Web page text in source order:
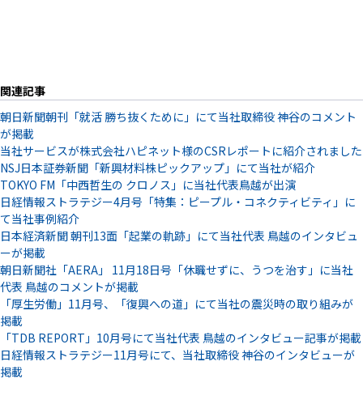
関連記事
朝日新聞朝刊「就活 勝ち抜くために」にて当社取締役 神谷のコメント
が掲載
当社サービスが株式会社ハピネット様のCSRレポートに紹介されました
NSJ日本証券新聞「新興材料株ピックアップ」にて当社が紹介
TOKYO FM「中西哲生の クロノス」に当社代表鳥越が出演
日経情報ストラテジー4月号「特集：ピープル・コネクティビティ」に
て当社事例紹介
日本経済新聞 朝刊13面「起業の軌跡」にて当社代表 鳥越のインタビュ
ーが掲載
朝日新聞社「AERA」 11月18日号「休職せずに、うつを治す」に当社
代表 鳥越のコメントが掲載
「厚生労働」11月号、「復興への道」にて当社の震災時の取り組みが
掲載
「TDB REPORT」10月号にて当社代表 鳥越のインタビュー記事が掲載
日経情報ストラテジー11月号にて、当社取締役 神谷のインタビューが
掲載